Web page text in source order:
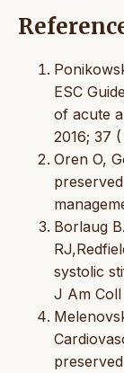
ESC
of acute
2016; 37
Oren O,
Borlaug
systolic
J Am